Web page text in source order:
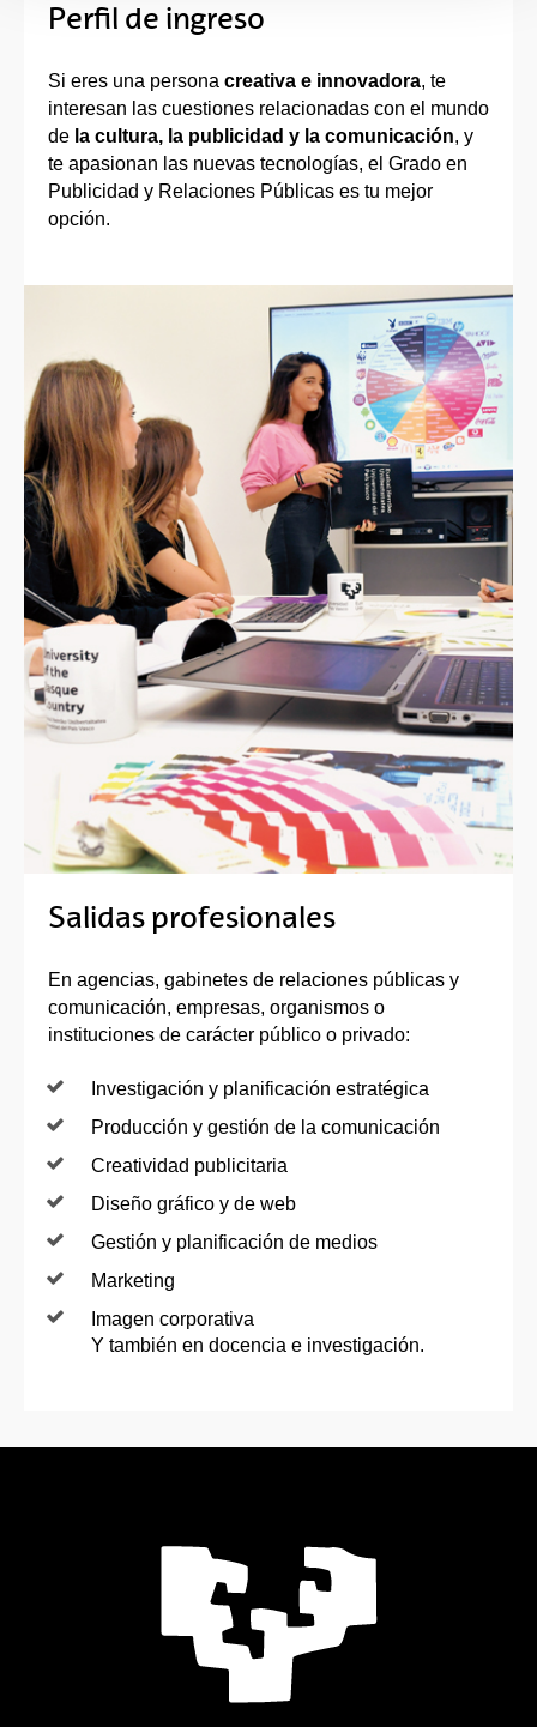
Perfil de ingreso
Si eres una persona creativa e innovadora, te
interesan las cuestiones relacionadas con el mundo
de la cultura, la publicidad y la comunicación, y
te apasionan las nuevas tecnologías, el Grado en
Publicidad y Relaciones Públicas es tu mejor
opción.
Salidas profesionales
En agencias, gabinetes de relaciones públicas y
comunicación, empresas, organismos o
instituciones de carácter público o privado:
Investigación y planificación estratégica
Producción y gestión de la comunicación
Creatividad publicitaria
Diseño gráfico y de web
Gestión y planificación de medios
Marketing
Imagen corporativa
Y también en docencia e investigación.